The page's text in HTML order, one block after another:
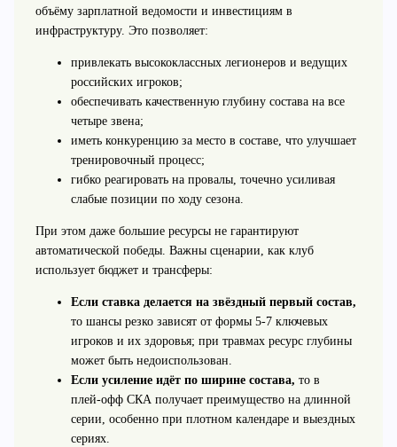
объёму зарплатной ведомости и инвестициям в
инфраструктуру. Это позволяет:
привлекать высококлассных легионеров и ведущих
российских игроков;
обеспечивать качественную глубину состава на все
четыре звена;
иметь конкуренцию за место в составе, что улучшает
тренировочный процесс;
гибко реагировать на провалы, точечно усиливая
слабые позиции по ходу сезона.
При этом даже большие ресурсы не гарантируют
автоматической победы. Важны сценарии, как клуб
использует бюджет и трансферы:
Если ставка делается на звёздный первый состав,
то шансы резко зависят от формы 5-7 ключевых
игроков и их здоровья; при травмах ресурс глубины
может быть недоиспользован.
Если усиление идёт по ширине состава, то в
плей‑офф СКА получает преимущество на длинной
серии, особенно при плотном календаре и выездных
сериях.